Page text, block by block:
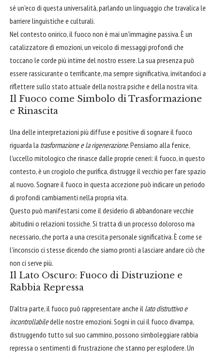
sé un'eco di questa universalità, parlando un linguaggio che travalica le
barriere linguistiche e culturali.
Nel contesto onirico, il fuoco non è mai un'immagine passiva. È un
catalizzatore di emozioni, un veicolo di messaggi profondi che
toccano le corde più intime del nostro essere. La sua presenza può
essere rassicurante o terrificante, ma sempre significativa, invitandoci a
riflettere sullo stato attuale della nostra psiche e della nostra vita.
Il Fuoco come Simbolo di Trasformazione
e Rinascita
Una delle interpretazioni più diffuse e positive di sognare il fuoco
riguarda la trasformazione e la rigenerazione. Pensiamo alla fenice,
l'uccello mitologico che rinasce dalle proprie ceneri: il fuoco, in questo
contesto, è un crogiolo che purifica, distrugge il vecchio per fare spazio
al nuovo. Sognare il fuoco in questa accezione può indicare un periodo
di profondi cambiamenti nella propria vita.
Questo può manifestarsi come il desiderio di abbandonare vecchie
abitudini o relazioni tossiche. Si tratta di un processo doloroso ma
necessario, che porta a una crescita personale significativa. È come se
l'inconscio ci stesse dicendo che siamo pronti a lasciare andare ciò che
non ci serve più.
Il Lato Oscuro: Fuoco di Distruzione e
Rabbia Repressa
D'altra parte, il fuoco può rappresentare anche il lato distruttivo e
incontrollabiledelle nostre emozioni. Sogni in cui il fuoco divampa,
distruggendo tutto sul suo cammino, possono simboleggiare rabbia
repressa o sentimenti di frustrazione che stanno per esplodere. Un